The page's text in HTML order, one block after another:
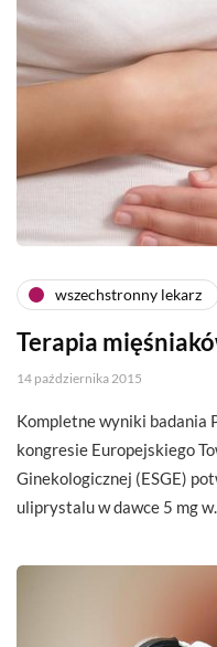
wszechstronny lekarz
Terapia
14 października 2015
Kompletne wyniki badania
kongresie Europejskiego
Ginekologicznej (ESGE)
uliprystalu w dawce 5 mg